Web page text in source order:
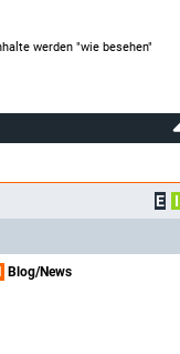
werden "wie besehen"
E I
Blog/News